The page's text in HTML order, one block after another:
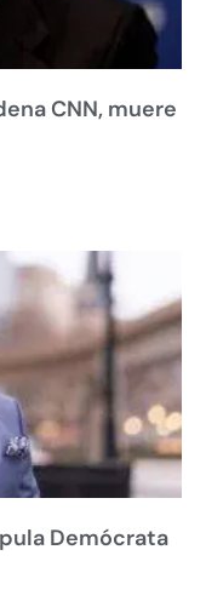
CNN, muere
Demócrata